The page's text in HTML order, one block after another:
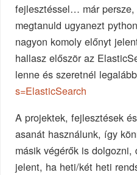
fejlesztéssel… már
megtanuld ugyanezt
nagyon komoly előnyt
hallasz először az
lenne és szeretnél
s=ElasticSearch
A projektek, fejlesztések
asanát használunk, így
másik végérők is
jelent, ha heti/két heti